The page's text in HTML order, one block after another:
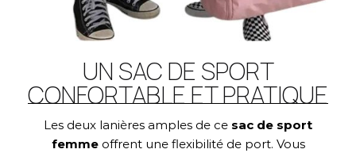
UN SAC DE SPORT
CONFORTABLE ET PRATIQUE
Les deux lanières amples de ce sac de sport
femmeoffrent une flexibilité de port. Vous